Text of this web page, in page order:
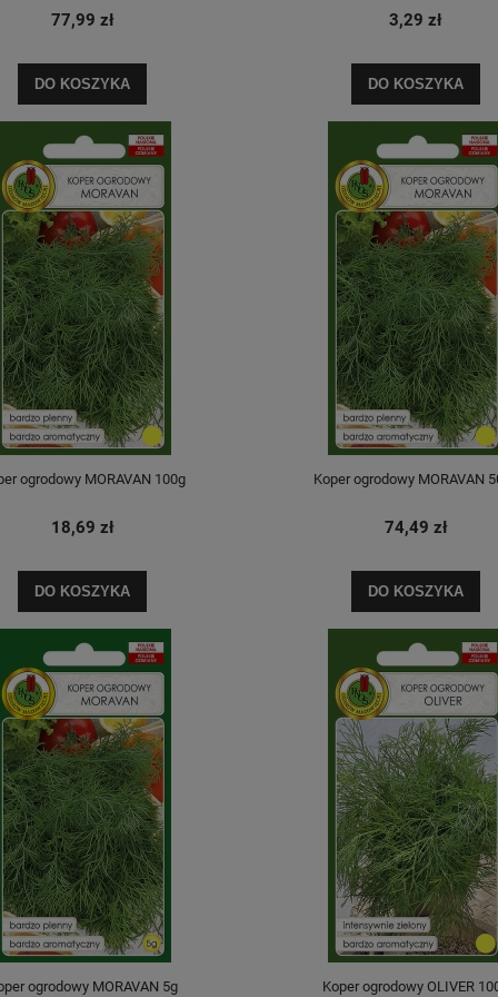
77,99 zł
DO KOSZYKA
3,29 zł
DO KOSZYKA
ogrodowy MORAVAN 100g
18,69 zł
DO KOSZYKA
Koper ogrodowy MORAVAN
74,49 zł
DO KOSZYKA
ogrodowy MORAVAN 5g Koper ogrodowy OLIVER